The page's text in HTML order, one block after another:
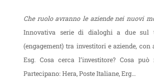
Che ruolo avranno le aziende nei nuovi
Innovativa serie di dialoghi a due sul
(engagement) tra investitori e aziende,
Esg. Cosa cerca l’investitore? Cosa può
Partecipano: Hera, Poste Italiane, Erg…